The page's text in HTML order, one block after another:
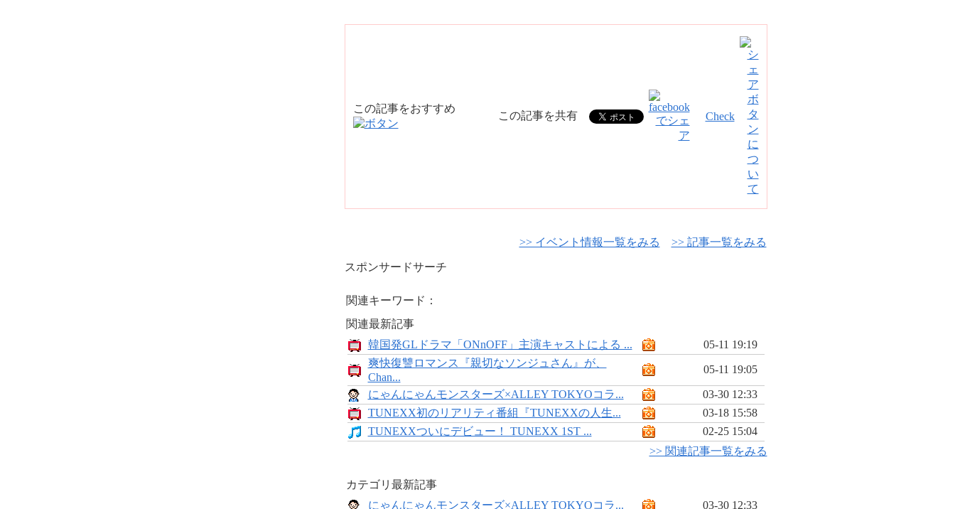
この記事をおすすめ
この記事を共有 Check
>> イベント情報一覧をみる >> 記事一覧をみる
スポンサードサーチ
関連キーワード：
関連最新記事
韓国発GLドラマ「ONnOFF」主演キャストによる ...
05-11 19:19
爽快復讐ロマンス『親切なソンジュさん』が、
Chan...
05-11 19:05
にゃんにゃんモンスターズ×ALLEY TOKYOコラ...
03-30 12:33
TUNEXX初のリアリティ番組『TUNEXXの人生...
03-18 15:58
TUNEXXついにデビュー！ TUNEXX 1ST ...
02-25 15:04
>> 関連記事一覧をみる
カテゴリ最新記事
にゃんにゃんモンスターズ×ALLEY TOKYOコラ...
03-30 12:33